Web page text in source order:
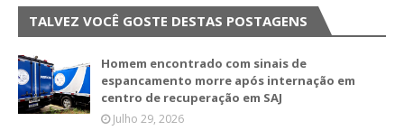
TALVEZ VOCÊ GOSTE DESTAS POSTAGENS
Homem encontrado com sinais de
espancamento morre após internação em
centro de recuperação em SAJ
Julho 29, 2026